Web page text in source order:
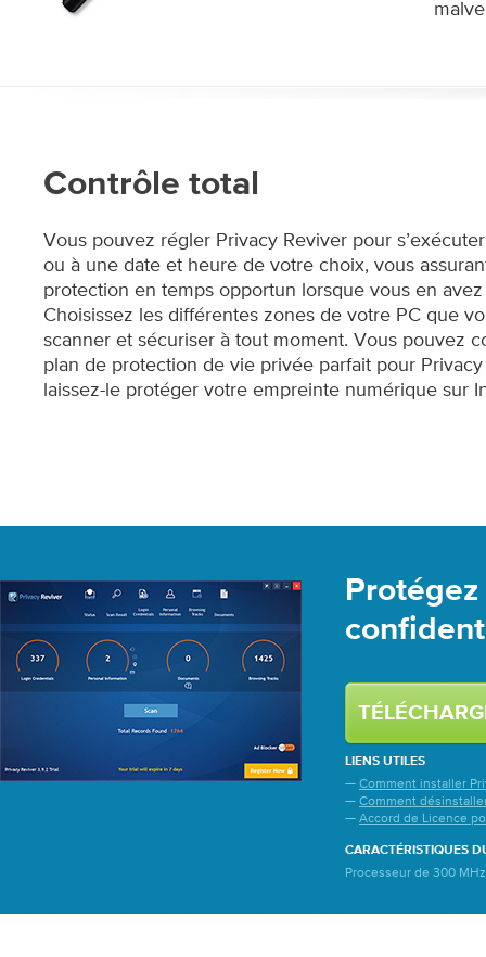
Contrôle total
Vous pouvez régler Privacy Reviver pour
ou à une date et heure de votre choix, vous
protection en temps opportun lorsque vous en
Choisissez les différentes zones de votre PC que
scanner et sécuriser à tout moment. Vous pouvez
plan de protection de vie privée parfait pour
laissez-le protéger votre empreinte numérique sur
LIENS UTILES
— Comment installer
— Comment
— Accord de Licence
CARACTÉRISTIQUES
Processeur de 300